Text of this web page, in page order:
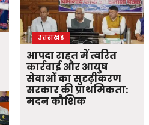
उत्तराखंड
आपदा राहत में त्वरित
कार्रवाई और आयुष
सेवाओं का सुदृढ़ीकरण
सरकार की प्राथमिकता:
मदन कौशिक